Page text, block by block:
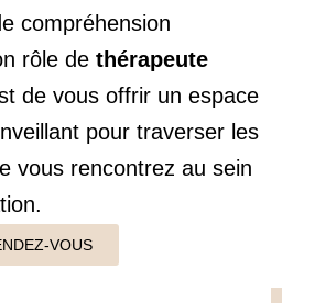
compréhension
rôle dethérapeute
de vous offrir un espace
pour traverser les
vous rencontrez au sein
VOUS